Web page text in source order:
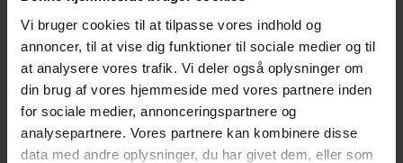
Vi bruger cookies til at tilpasse vores indhold og
annoncer, til at vise dig funktioner til sociale medier og til
at analysere vores trafik. Vi deler også oplysninger om
din brug af vores hjemmeside med vores partnere inden
for sociale medier, annonceringspartnere og
analysepartnere. Vores partnere kan kombinere disse
data med andre oplysninger, du har givet dem, eller som
Medvirkende:
Frank Lundsgård Gundersen
Ejnar Brund Gensø
Kim Harris
Liselotte Krogager
Tina Kruse Andersen
Musik: